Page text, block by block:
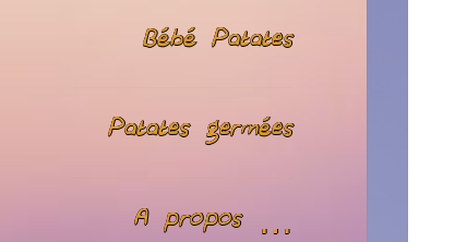
Bébé Patates
Patates germées
A propos …